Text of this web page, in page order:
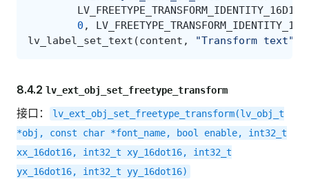
LV_FREETYPE_TRANSFORM_IDENTITY_16D16
0 ,
lv_label_set_text (content , "Transform text"
8.4.2 lv_ext_obj_set_freetype_transform
接口：
lv_ext_obj_set_freetype_transform(lv_obj_t
*obj,
const char *font_name, bool enable,
int32_t
xx_16dot16,
int32_t xy_16dot16,
int32_t
yx_16dot16,
int32_t yy_16dot16)